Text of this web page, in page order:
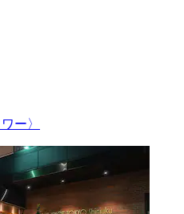
ー〉